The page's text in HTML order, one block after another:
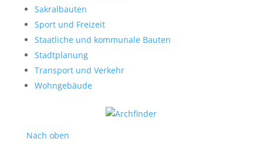
Sakralbauten
Sport und Freizeit
Staatliche und kommunale Bauten
Stadtplanung
Transport und Verkehr
Wohngebäude
Nach oben